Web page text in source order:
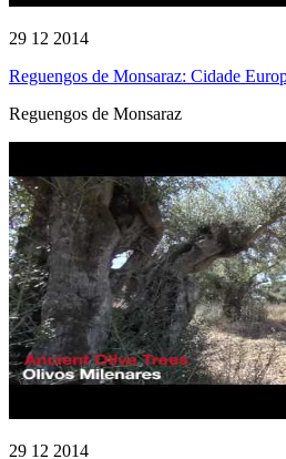
29 12 2014
Reguengos de Monsaraz: Cidade
Reguengos de Monsaraz
29 12 2014